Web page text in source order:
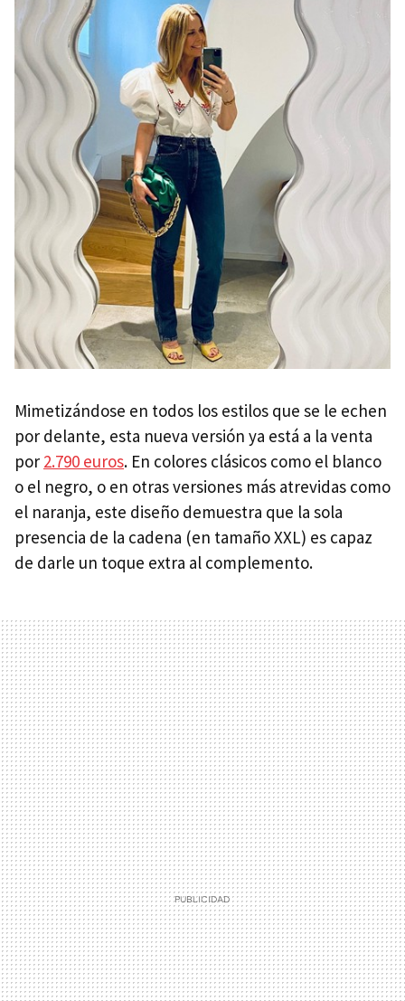
Mimetizándose en todos los estilos que se le echen
por delante, esta nueva versión ya está a la venta
por 2.790 euros. En colores clásicos como el blanco
o el negro, o en otras versiones más atrevidas como
el naranja, este diseño demuestra que la sola
presencia de la cadena (en tamaño XXL) es capaz
de darle un toque extra al complemento.